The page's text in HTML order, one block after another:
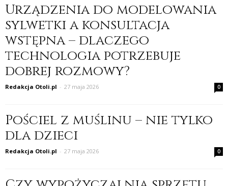
Urządzenia do modelowania
sylwetki a konsultacja
wstępna – dlaczego
technologia potrzebuje
dobrej rozmowy?
Redakcja Otoli.pl - 27 maja 2026 0
Pościel z muślinu – nie tylko
dla dzieci
Redakcja Otoli.pl - 27 maja 2026 0